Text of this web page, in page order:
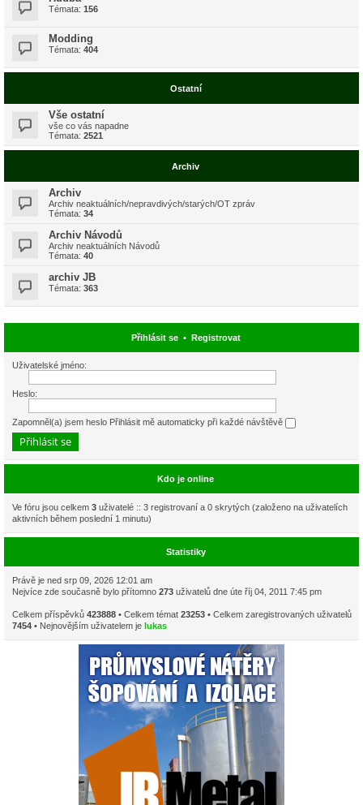
Témata: 156
Modding
Témata: 404
Ostatní
Vše ostatní
vše co vás napadne
Témata: 2521
Archiv
Archiv
Archiv neaktuálních/nepravdivých/starých/OT zpráv
Témata: 34
Archiv Návodů
Archiv neaktuálních Návodů
Témata: 40
archiv JB
Témata: 363
Přihlásit se• Registrovat
Uživatelské jméno:
Heslo:
Zapomněl(a) jsem heslo Přihlásit mě automaticky při každé návštěvě
Kdo je online
Ve fóru jsou celkem 3 uživatelé :: 3 registrovaní a 0 skrytých (založeno na uživatelích
aktivních během poslední 1 minutu)
Statistiky
Právě je ned srp 09, 2026 12:01 am
Nejvíce zde současně bylo přítomno 273 uživatelů dne úte říj 04, 2011 7:45 pm
Celkem příspěvků 423888 • Celkem témat 23253 • Celkem zaregistrovaných uživatelů
7454 • Nejnovějším uživatelem je lukas